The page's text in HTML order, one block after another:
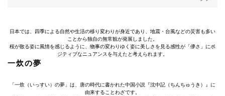
日本では、四季による自然や生活の移り変わりが身近であり、地震・台風などの災害も多い
ことから独自の無常観が発展しました。
桜が散る姿に風情を感じるように、物事の変わりゆく姿に美しさを見る感性が「儚さ」にポ
ジティブなニュアンスを与えたと考えられます。
一炊の夢
「一炊（いっすい）の夢」は、唐の時代に書かれた中国小説『沈中記（ちんちゅうき）』に
由来することわざです。